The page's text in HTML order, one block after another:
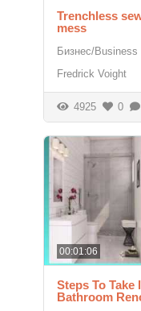
Trenchless
mess
Бизнес/Business
Fredrick Voight
4925 0
00:01:06
Steps To Take
Bathroom